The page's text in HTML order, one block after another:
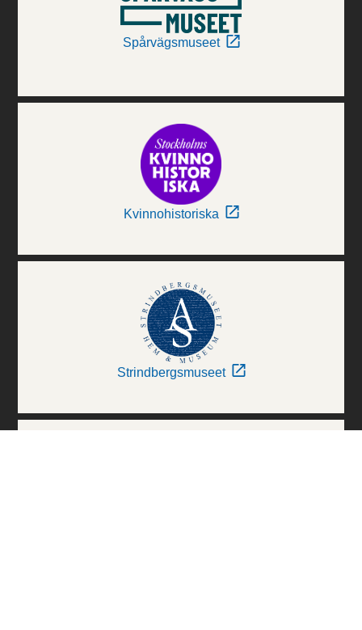
Spårvägsmuseet
Kvinnohistoriska
Strindbergsmuseet